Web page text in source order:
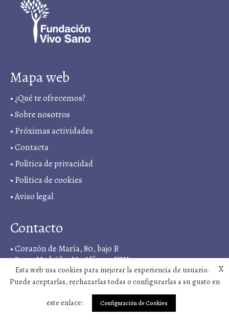
Mapa web
•¿Qué te ofrecemos?
•Sobre nosotros
• Próximas actividades
•Contacta
• Política de privacidad
• Política de cookies
•Aviso legal
Contacto
• Corazón de María, 80, bajo B
28022, Madrid, <M> Alfonso XIII
• +34 919 03 11 18
sintergetica@vivosano.org
X
Esta web usa cookies para mejorar la experiencia de usuario.
Puede aceptarlas, rechazarlas todas o configurarlas a su gusto en
este enlace: Configuración de Cookies